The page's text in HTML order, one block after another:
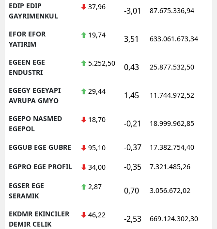
EDIP EDIP
GAYRIMENKUL
37,96 -3,01 87.675.336,94
EFOR EFOR
YATIRIM
19,74 3,51 633.061.673,34
EGEEN EGE
ENDUSTRI
5.252,50 0,43 25.877.532,50
EGEGY EGEYAPI
AVRUPA GMYO
29,44 1,45 11.744.972,52
EGEPO NASMED
EGEPOL
18,70 -0,21 18.999.962,85
EGGUB EGE GUBRE 95,10 -0,37 17.382.754,40
EGPRO EGE PROFIL 34,00 -0,35 7.321.485,26
EGSER EGE
SERAMIK
2,87 0,70 3.056.672,02
EKDMR EKINCILER
DEMIR CELIK
46,22 -2,53 669.124.302,30